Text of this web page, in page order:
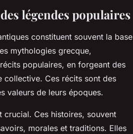
légendes populaires
constituent souvent la base
mythologies grecque,
populaires, en forgeant des
collective. Ces récits sont des
valeurs de leurs époques.
crucial. Ces histoires, souvent
morales et traditions. Elles